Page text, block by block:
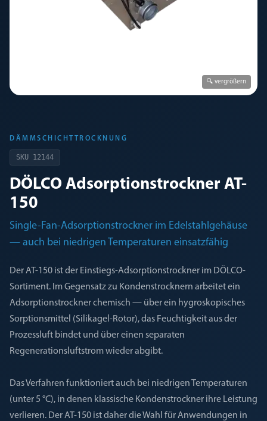
🔍 vergrößern
DÄMMSCHICHTTROCKNUNG
SKU 12144
DÖLCO Adsorptionstrockner AT-
150
Single-Fan-Adsorptionstrockner im Edelstahlgehäuse
— auch bei niedrigen Temperaturen einsatzfähig
Der AT-150 ist der Einstiegs-Adsorptionstrockner im DÖLCO-
Sortiment. Im Gegensatz zu Kondenstrocknern arbeitet ein
Adsorptionstrockner chemisch — über ein hygroskopisches
Sorptionsmittel (Silikagel-Rotor), das Feuchtigkeit aus der
Prozessluft bindet und über einen separaten
Regenerationsluftstrom wieder abgibt.
Das Verfahren funktioniert auch bei niedrigen Temperaturen
(unter 5 °C), in denen klassische Kondenstrockner ihre Leistung
verlieren. Der AT-150 ist daher die Wahl für Anwendungen in